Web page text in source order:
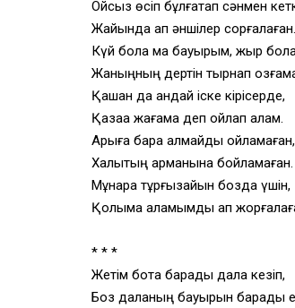
Ойсыз өсіп бұлғақтап сәнмен
Жайында қап әншілер сорғалаған.
Күй бола ма бауырым, жыр
Жаныңның дертін тырнап
Қашан да қандай іске кірісерде,
Қазаққа жағама деп ойлап алам.
Арыға бара алмайды ойламаған,
Халықтың арманына бойламаған.
Мұнара тұрғызайын боздақ үшін,
Қолыма қаламымды ап
* * *
Жетім бота барады дала кезіп,
Боз даланың бауырын барады